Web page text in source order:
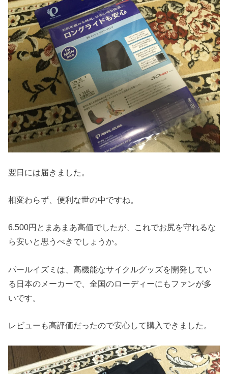
翌日には届きました。
相変わらず、便利な世の中ですね。
6,500円とまあまあ高価でしたが、これでお尻を守れるな
ら安いと思うべきでしょうか。
パールイズミは、高機能なサイクルグッズを開発してい
る日本のメーカーで、全国のローディーにもファンが多
いです。
レビューも高評価だったので安心して購入できました。